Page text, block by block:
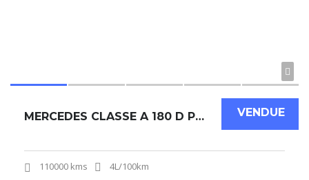
VENDUE
MERCEDES CLASSE A 180 D PROGRESSIVE LINE
110000 kms 4L/100km